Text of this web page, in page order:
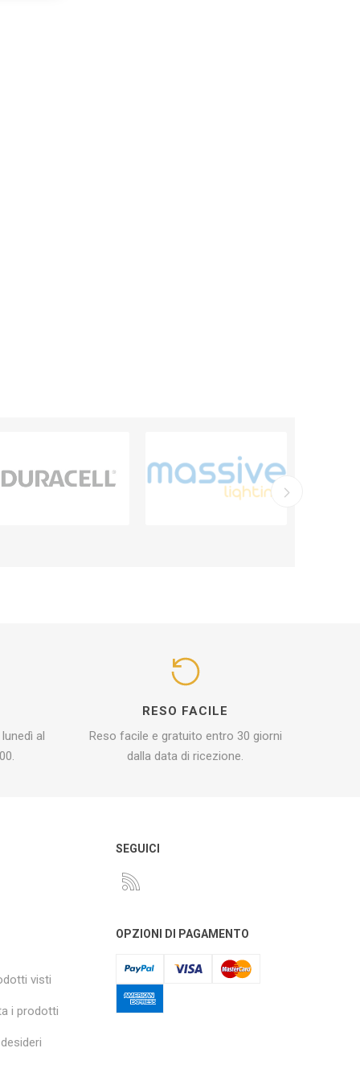
al
RESO FACILE
Reso facile e gratuito entro 30 giorni
dalla data di ricezione.
visti
i prodotti
SEGUICI
OPZIONI DI PAGAMENTO